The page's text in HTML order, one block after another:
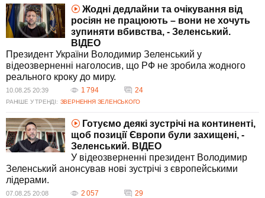
Жодні дедлайни та очікування від
росіян не працюють – вони не хочуть
зупиняти вбивства, - Зеленський.
ВIДЕО
Президент України Володимир Зеленський у
відеозверненні наголосив, що РФ не зробила жодного
реального кроку до миру.
10.08.25 20:39 1 794 24
РАНІШЕ У ТРЕНДІ: ЗВЕРНЕННЯ ЗЕЛЕНСЬКОГО
Готуємо деякі зустрічі на континенті,
щоб позиції Європи були захищені, -
Зеленський. ВIДЕО
У відеозверненні президент Володимир
Зеленський анонсував нові зустрічі з європейськими
лідерами.
07.08.25 20:08 2 057 29